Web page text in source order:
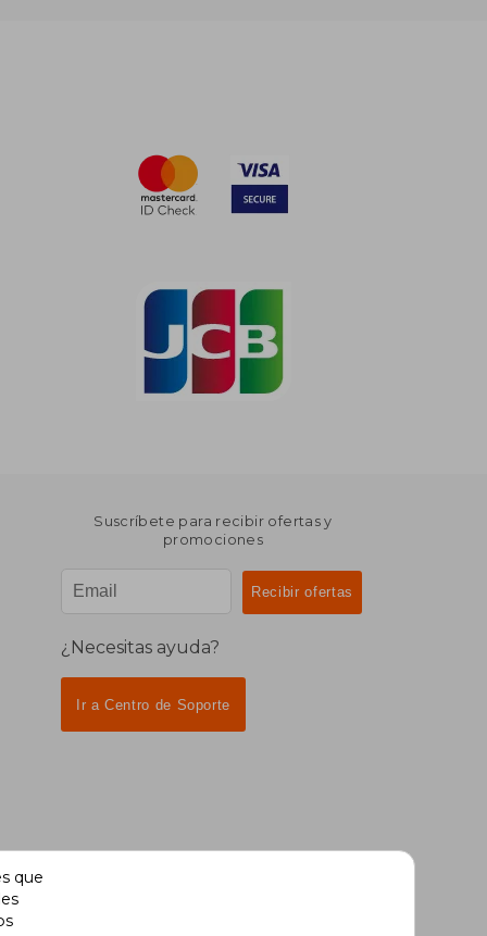
Suscríbete para recibir ofertas y
promociones
¿Necesitas ayuda?
Ir a Centro de Soporte
que